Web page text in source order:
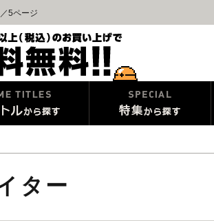
5ページ
ター